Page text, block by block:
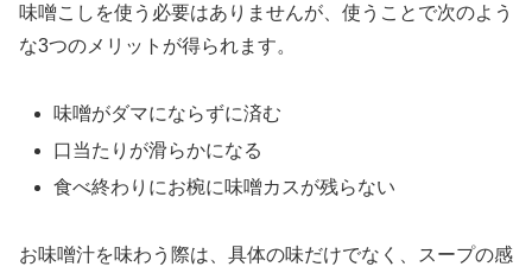
味噌こしを使う必要はありませんが、使うことで次のよう
な3つのメリットが得られます。
味噌がダマにならずに済む
口当たりが滑らかになる
食べ終わりにお椀に味噌カスが残らない
お味噌汁を味わう際は、具体の味だけでなく、スープの感